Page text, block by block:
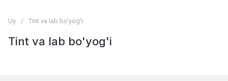
Uy / Tint va lab bo'yog'i
Tint va lab bo'yog'i